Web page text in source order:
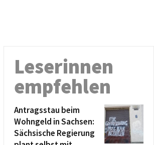
Leserinnen
empfehlen
Antragsstau beim
Wohngeld in Sachsen:
Sächsische Regierung